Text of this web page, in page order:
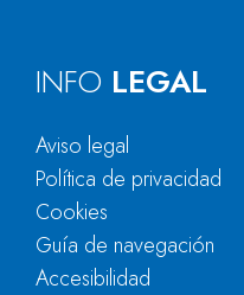
INFO LEGAL
Aviso legal
Política de privacidad
Cookies
Guía de navegación
Accesibilidad